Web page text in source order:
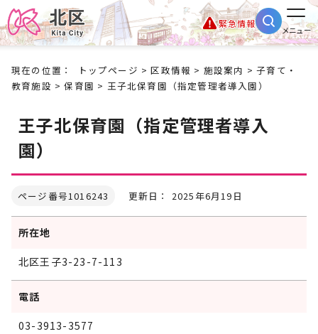
緊急情報
メニュー
現在の位置： トップページ >区政情報 > 施設案内 >子育て・
教育施設 >保育園 > 王子北保育園（指定管理者導入園）
王子北保育園（指定管理者導入
園）
ページ番号1016243 更新日： 2025年6月19日
所在地
北区王子3-23-7-113
電話
03-3913-3577